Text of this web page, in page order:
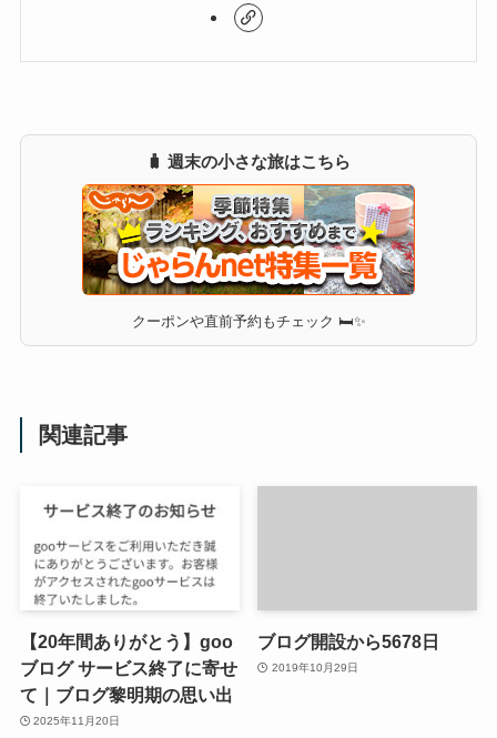
🧳 週末の小さな旅はこちら
クーポンや直前予約もチェック 🛏✨
関連記事
【20年間ありがとう】goo
ブログ サービス終了に寄せ
て｜ブログ黎明期の思い出
2025年11月20日
ブログ開設から5678日
2019年10月29日